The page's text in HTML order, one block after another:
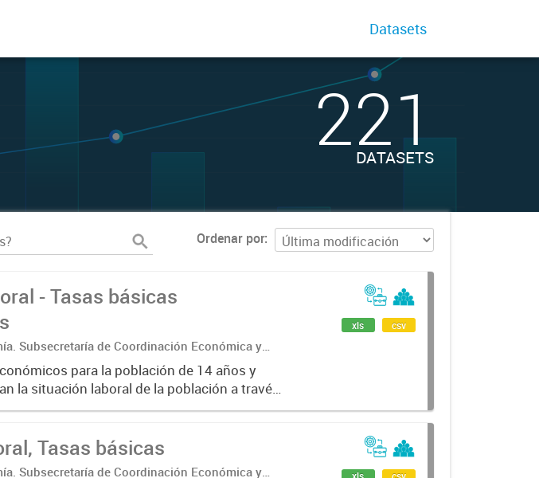
Datasets
221
DATASETS
Ordenar por
- Tasas básicas
Subsecretaría de Coordinación Económica y
de Estadística.
para la población de 14 años y
la situación laboral de la población a través
del mercado de trabajo tales como tasas
xls csv
Tasas básicas
Subsecretaría de Coordinación Económica y